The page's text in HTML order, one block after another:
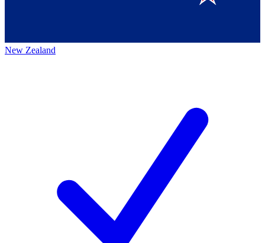
New Zealand